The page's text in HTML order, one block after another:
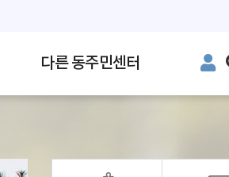
다른 동주민센터